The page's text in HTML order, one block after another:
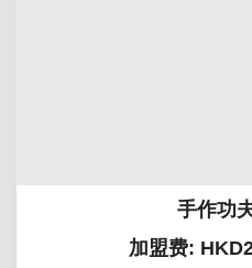
手作功
加盟费: